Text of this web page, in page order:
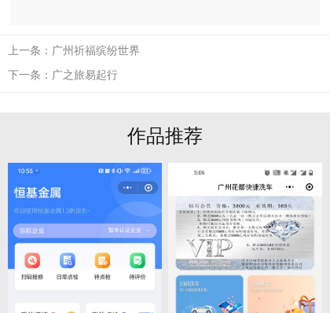
上一条： 广州祈福缤纷世界
下一条： 广之旅易起行
作品推荐